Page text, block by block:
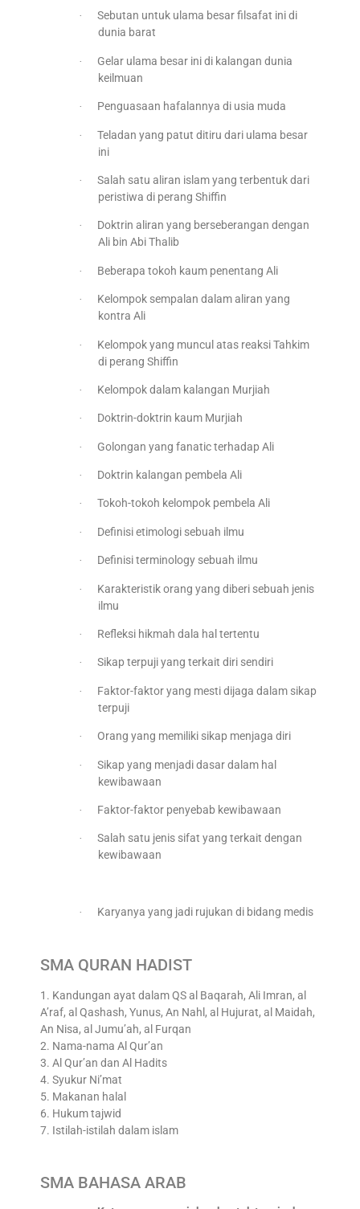
·
Sebutan untuk ulama besar filsafat ini di
dunia barat
·
Gelar ulama besar ini di kalangan dunia
keilmuan
· Penguasaan hafalannya di usia muda
·
Teladan yang patut ditiru dari ulama besar
ini
·
Salah satu aliran islam yang terbentuk dari
peristiwa di perang Shiffin
·
Doktrin aliran yang berseberangan dengan
Ali bin Abi Thalib
· Beberapa tokoh kaum penentang Ali
·
Kelompok sempalan dalam aliran yang
kontra Ali
·
Kelompok yang muncul atas reaksi Tahkim
di perang Shiffin
· Kelompok dalam kalangan Murjiah
· Doktrin-doktrin kaum Murjiah
· Golongan yang fanatic terhadap Ali
· Doktrin kalangan pembela Ali
· Tokoh-tokoh kelompok pembela Ali
· Definisi etimologi sebuah ilmu
· Definisi terminology sebuah ilmu
·
Karakteristik orang yang diberi sebuah jenis
ilmu
· Refleksi hikmah dala hal tertentu
· Sikap terpuji yang terkait diri sendiri
·
Faktor-faktor yang mesti dijaga dalam sikap
terpuji
· Orang yang memiliki sikap menjaga diri
·
Sikap yang menjadi dasar dalam hal
kewibawaan
· Faktor-faktor penyebab kewibawaan
·
Salah satu jenis sifat yang terkait dengan
kewibawaan
· Karyanya yang jadi rujukan di bidang medis
SMA QURAN HADIST
1. Kandungan ayat dalam QS al Baqarah, Ali Imran, al
A’raf, al Qashash, Yunus, An Nahl, al Hujurat, al Maidah,
An Nisa, al Jumu’ah, al Furqan
2. Nama-nama Al Qur’an
3. Al Qur’an dan Al Hadits
4. Syukur Ni’mat
5. Makanan halal
6. Hukum tajwid
7. Istilah-istilah dalam islam
SMA BAHASA ARAB